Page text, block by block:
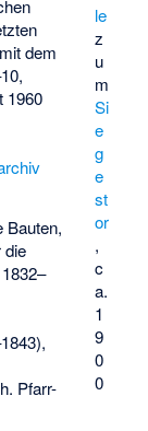
le
z
u
m
Si
e
g
e
st
or
,
c
a.
1
9
0
0
dem
1960
Bauten,
die
Pfarr-